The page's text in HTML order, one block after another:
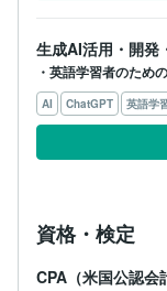
生成AI活用・開発
・英語学習者のため
AI ChatGPT 英語学
資格・検定
CPA（米国公認会